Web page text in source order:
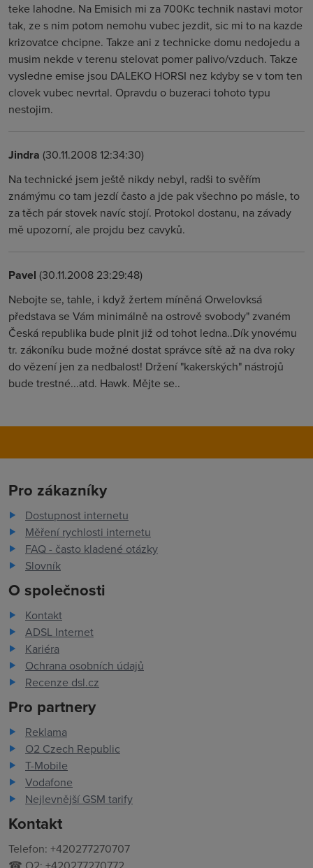
teke lahodne. Na Emisich mi za 700Kc technik nastavi motor
tak, ze s nim potom nemohu vubec jezdit, sic mi to na kazde
krizovatce chcipne. Takze ani z technicke domu nedojedu a
musim nekde v terenu stelovat pomer palivo/vzduch. Takze
vysledne emise jsou DALEKO HORSI nez kdyby se v tom ten
clovek vubec nevrtal. Opravdu o buzeraci tohoto typu
nestojim.
Jindra (30.11.2008 12:34:30)
Na technické jsem ještě nikdy nebyl, radši to svěřím
známýmu co tam jezdí často a jde pak všechno po másle, to
za těch pár stovek navíc stojí. Protokol dostanu, na závady
mě upozorní, ale projdu bez cavyků.
Pavel (30.11.2008 23:29:48)
Nebojte se, tahle, i když žertem míněná Orwelovksá
představa se Vám minimálně na ostrově svobody" zvaném
Česká republika bude plnit již od tohot ledna..Dík ynovému
tr. zákoníku bude možné dostat správce sítě až na dva roky
do vězení jen za nedbalost! Držení "kakerských" nástrojů
bude trestné...atd. Hawk. Mějte se..
Pro zákazníky
Dostupnost internetu
Měření rychlosti internetu
FAQ - často kladené otázky
Slovník
O společnosti
Kontakt
ADSL Internet
Kariéra
Ochrana osobních údajů
Recenze dsl.cz
Pro partnery
Reklama
O2 Czech Republic
T-Mobile
Vodafone
Nejlevnější GSM tarify
Kontakt
Telefon: +420277270707